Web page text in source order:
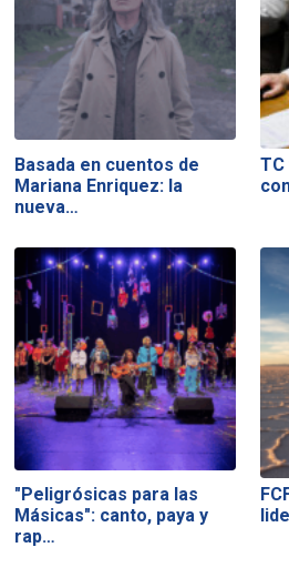
Basada en cuentos de
Mariana Enriquez: la
nueva…
"Peligrósicas para las
Másicas": canto, paya y
rap…